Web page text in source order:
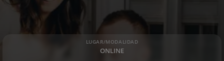
LUGAR/MODALIDAD
ONLINE